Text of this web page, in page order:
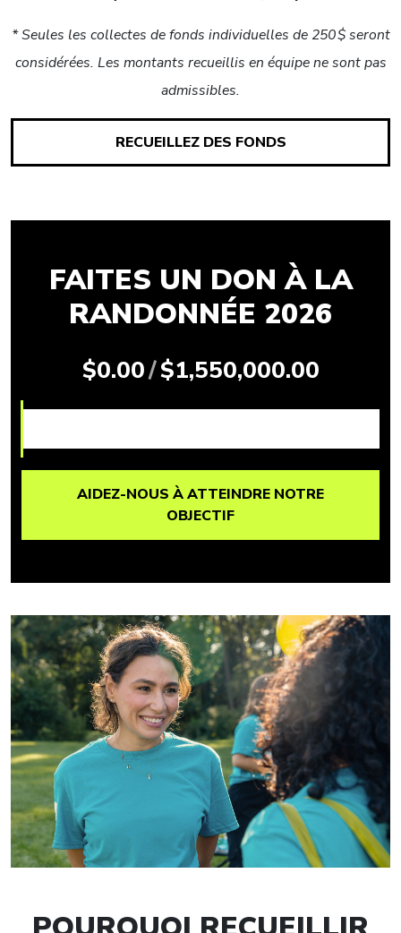
* Seules les collectes de fonds individuelles de 250 $ seront
considérées. Les montants recueillis en équipe ne sont pas
admissibles.
RECUEILLEZ DES FONDS
FAITES UN DON À LA
RANDONNÉE 2026
$0.00/$1,550,000.00
AIDEZ-NOUS À ATTEINDRE NOTRE
OBJECTIF